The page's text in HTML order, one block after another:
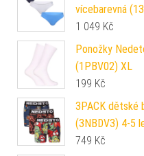
vícebarevná
1 049 Kč
Ponožky
(1PBV02) XL
199 Kč
3PACK dětské
(3NBDV3) 4-5
749 Kč